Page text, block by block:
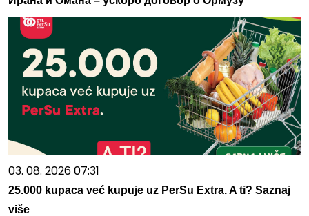
03. 08. 2026 07:31
25.000 kupaca već kupuje uz PerSu Extra. A ti? Saznaj
više